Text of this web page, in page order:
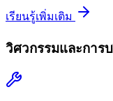
เรียนรู้เพิ่มเติม
วิศวกรรมและการ